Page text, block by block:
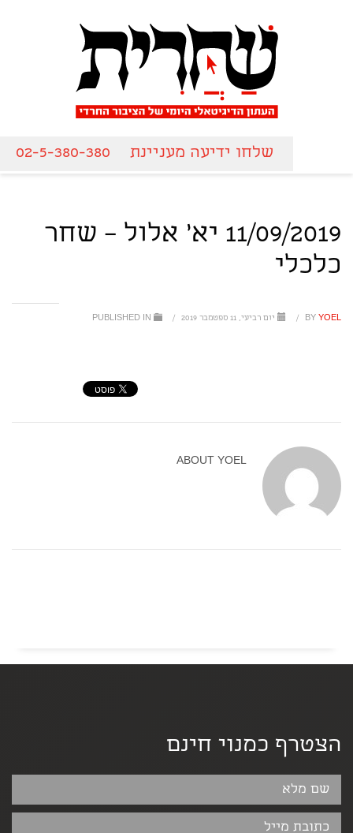
שלחו ידיעה מעניינת 02-5-380-380
11/09/2019 יא' אלול – שחר
כלכלי
BY YOEL
/ יום רביעי, 11 ספטמבר 2019 /
ABOUT YOEL
הצטרף כמנוי חינם